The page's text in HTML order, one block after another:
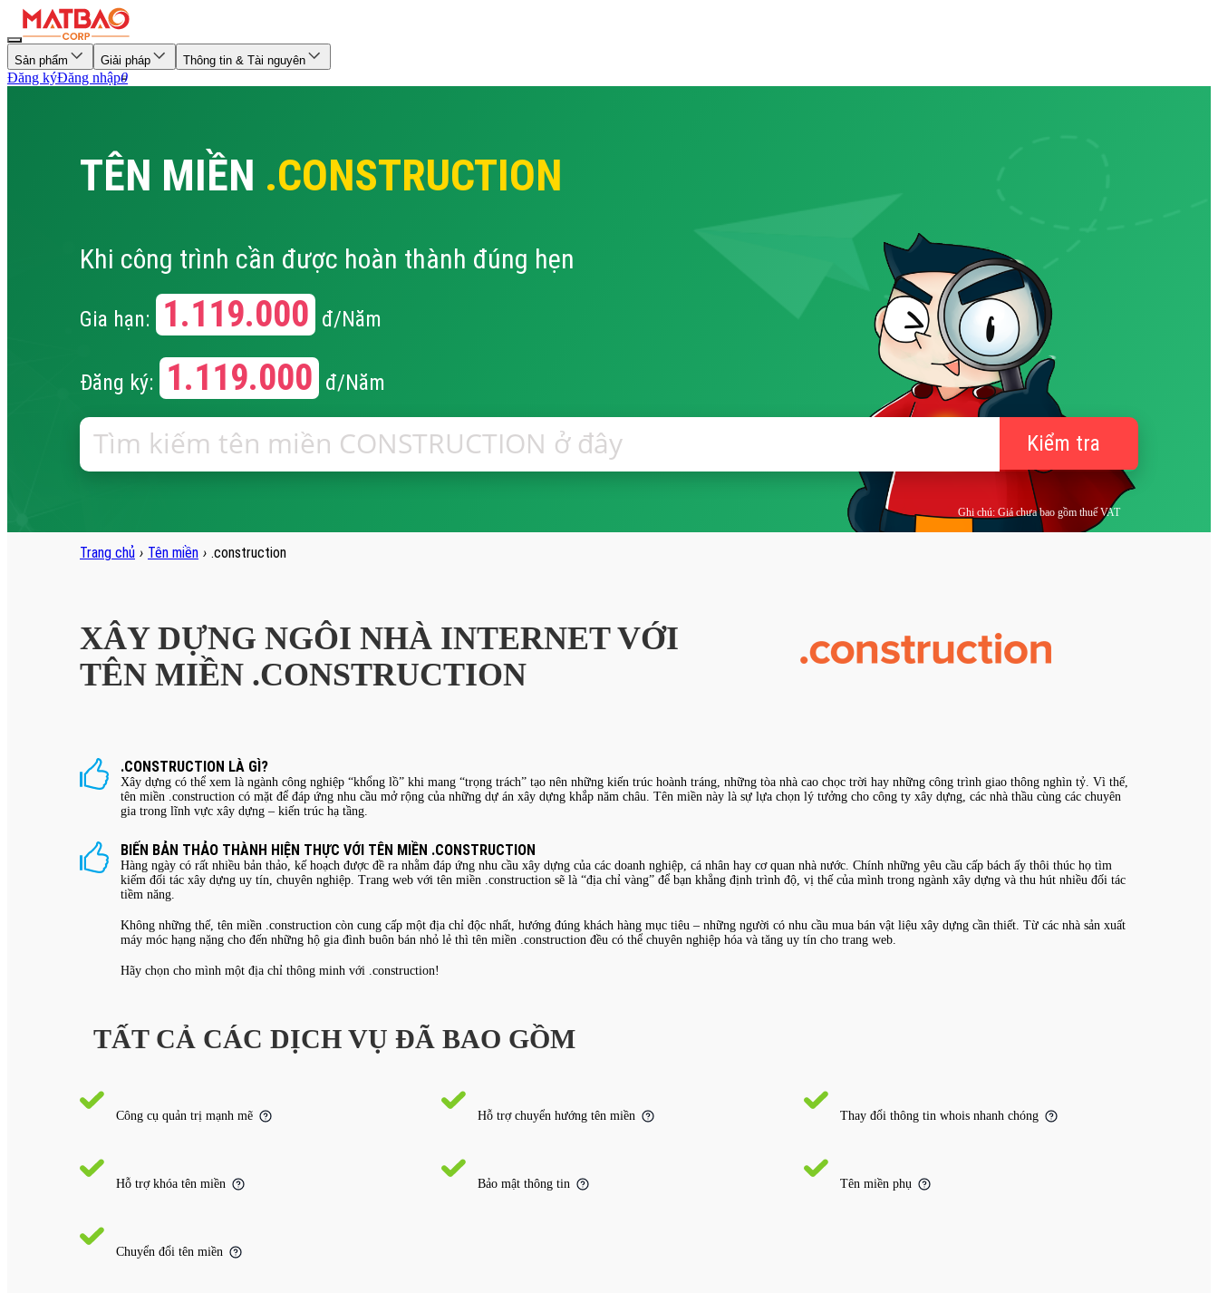
Sản phẩm Giải pháp Thông tin & Tài nguyên
Đăng kýĐăng nhập0
TÊN MIỀN .CONSTRUCTION
Khi công trình cần được hoàn thành đúng hẹn
Gia hạn: 1.119.000 đ/Năm
Đăng ký: 1.119.000 đ/Năm
Kiểm tra
Ghi chú: Giá chưa bao gồm thuế VAT
Trang chủ › Tên miền › .construction
XÂY DỰNG NGÔI NHÀ INTERNET VỚI
TÊN MIỀN .CONSTRUCTION
.CONSTRUCTION LÀ GÌ?
Xây dựng có thể xem là ngành công nghiệp “khổng lồ” khi mang “trọng trách” tạo nên những kiến trúc hoành tráng, những tòa nhà cao chọc trời hay những công trình giao thông nghìn tỷ. Vì thế,
tên miền .construction có mặt để đáp ứng nhu cầu mở rộng của những dự án xây dựng khắp năm châu. Tên miền này là sự lựa chọn lý tưởng cho công ty xây dựng, các nhà thầu cùng các chuyên
gia trong lĩnh vực xây dựng – kiến trúc hạ tầng.
BIẾN BẢN THẢO THÀNH HIỆN THỰC VỚI TÊN MIỀN .CONSTRUCTION
Hàng ngày có rất nhiều bản thảo, kế hoạch được đề ra nhằm đáp ứng nhu cầu xây dựng của các doanh nghiệp, cá nhân hay cơ quan nhà nước. Chính những yêu cầu cấp bách ấy thôi thúc họ tìm
kiếm đối tác xây dựng uy tín, chuyên nghiệp. Trang web với tên miền .construction sẽ là “địa chỉ vàng” để bạn khẳng định trình độ, vị thế của mình trong ngành xây dựng và thu hút nhiều đối tác
tiềm năng.
Không những thế, tên miền .construction còn cung cấp một địa chỉ độc nhất, hướng đúng khách hàng mục tiêu – những người có nhu cầu mua bán vật liệu xây dựng cần thiết. Từ các nhà sản xuất
máy móc hạng nặng cho đến những hộ gia đình buôn bán nhỏ lẻ thì tên miền .construction đều có thể chuyên nghiệp hóa và tăng uy tín cho trang web.
Hãy chọn cho mình một địa chỉ thông minh với .construction!
TẤT CẢ CÁC DỊCH VỤ ĐÃ BAO GỒM
Công cụ quản trị mạnh mẽ Hỗ trợ chuyển hướng tên miền Thay đổi thông tin whois nhanh chóng
Hỗ trợ khóa tên miền Bảo mật thông tin Tên miền phụ
Chuyển đổi tên miền